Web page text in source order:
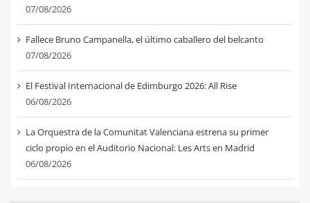
07/08/2026
Fallece Bruno Campanella, el último caballero del belcanto
07/08/2026
El Festival Internacional de Edimburgo 2026: All Rise
06/08/2026
La Orquestra de la Comunitat Valenciana estrena su primer
ciclo propio en el Auditorio Nacional: Les Arts en Madrid
06/08/2026